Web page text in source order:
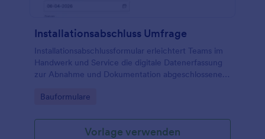
Installationsabschluss Umfrage
Installationsabschlussformular erleichtert Teams im
Handwerk und Service die digitale Datenerfassung
zur Abnahme und Dokumentation abgeschlossener
Verwaltung der Formularantworten.
Go to Category:
Bauformulare
Vorlage verwenden